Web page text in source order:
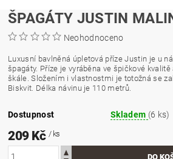
ŠPAGÁTY JUSTIN
Neohodnoceno
Luxusní bavlněná úpletová příze Justin je u
špagáty. Příze je vyráběna ve špičkové
škále. Složením i vlastnostmi je totožná se
Biskvit. Délka návinu je 110 metrů.
Dostupnost Skladem (6 ks)
209 Kč / ks